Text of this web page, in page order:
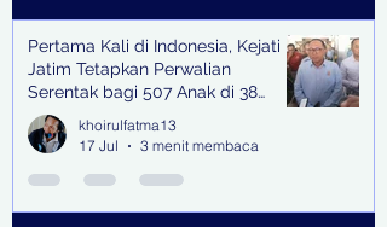
Pertama Kali di Indonesia, Kejati
Jatim Tetapkan Perwalian
Serentak bagi 507 Anak di 38
Kabupaten & Kota
khoirulfatma13
17 Jul
3 menit membaca